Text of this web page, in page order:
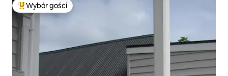
Najpopularniejsze z kategorii Wybór gości
Wybór gości